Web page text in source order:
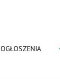
OGŁOSZENIA